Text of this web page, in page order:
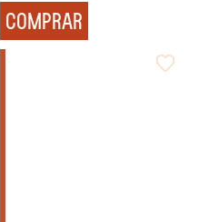
COMPRAR